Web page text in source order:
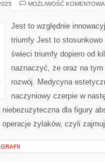
MOŻLIWOŚĆ
Jest to względnie
triumfy Jest to
świeci triumfy dopiero od
naznaczyć, że oraz na tym
rozwój. Medycyna
naczyniowy czerpie w
dla figury
żylaków, czyli